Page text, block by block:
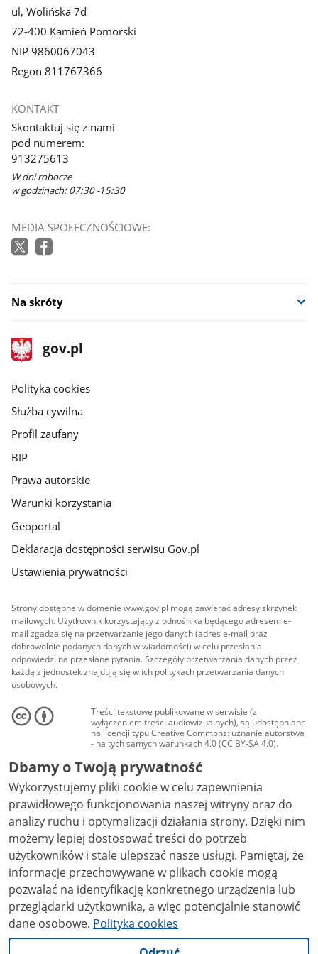
ul, Wolińska 7d
72-400 Kamień Pomorski
NIP 9860067043
Regon 811767366
KONTAKT
Skontaktuj się z nami
pod numerem:
913275613
W dni robocze
w godzinach: 07:30 -15:30
MEDIA SPOŁECZNOŚCIOWE:
Na skróty
stopka
gov.pl
Strona
gov.pl
gov.pl
Polityka cookies
Służba cywilna
Profil zaufany
BIP
Prawa autorskie
Warunki korzystania
Geoportal
Deklaracja dostępności serwisu Gov.pl
Ustawienia prywatności
Strony dostępne w domenie www.gov.pl mogą zawierać adresy skrzynek
mailowych. Użytkownik korzystający z odnośnika będącego adresem e-
mail zgadza się na przetwarzanie jego danych (adres e-mail oraz
dobrowolnie podanych danych w wiadomości) w celu przesłania
odpowiedzi na przesłane pytania. Szczegóły przetwarzania danych przez
każdą z jednostek znajdują się w ich politykach przetwarzania danych
osobowych.
Treści tekstowe publikowane w serwisie (z
wyłączeniem treści audiowizualnych), są udostępniane
na licencji typu Creative Commons: uznanie autorstwa
- na tych samych warunkach 4.0 (CC BY-SA 4.0).
Materiały audiowizualne, w tym zdjęcia, materiały
audio i wideo, są udostępniane na licencji typu
Creative Commons: uznanie autorstwa użycie
niekomercyjne - bez utworów zależnych 4.0 (CC BY-
NC-ND 4.0), o ile nie jest to stwierdzone inaczej.
Dbamy o Twoją prywatność
Wykorzystujemy pliki cookie w celu zapewnienia
prawidłowego funkcjonowania naszej witryny oraz do
analizy ruchu i optymalizacji działania strony. Dzięki nim
możemy lepiej dostosować treści do potrzeb
użytkowników i stale ulepszać nasze usługi. Pamiętaj, że
informacje przechowywane w plikach cookie mogą
pozwalać na identyfikację konkretnego urządzenia lub
przeglądarki użytkownika, a więc potencjalnie stanowić
dane osobowe. Polityka cookies